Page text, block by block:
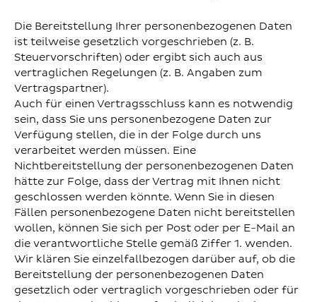
Die Bereitstellung Ihrer personenbezogenen Daten
ist teilweise gesetzlich vorgeschrieben (z. B.
Steuervorschriften) oder ergibt sich auch aus
vertraglichen Regelungen (z. B. Angaben zum
Vertragspartner).
Auch für einen Vertragsschluss kann es notwendig
sein, dass Sie uns personenbezogene Daten zur
Verfügung stellen, die in der Folge durch uns
verarbeitet werden müssen. Eine
Nichtbereitstellung der personenbezogenen Daten
hätte zur Folge, dass der Vertrag mit Ihnen nicht
geschlossen werden könnte. Wenn Sie in diesen
Fällen personenbezogene Daten nicht bereitstellen
wollen, können Sie sich per Post oder per E-Mail an
die verantwortliche Stelle gemäß Ziffer 1. wenden.
Wir klären Sie einzelfallbezogen darüber auf, ob die
Bereitstellung der personenbezogenen Daten
gesetzlich oder vertraglich vorgeschrieben oder für